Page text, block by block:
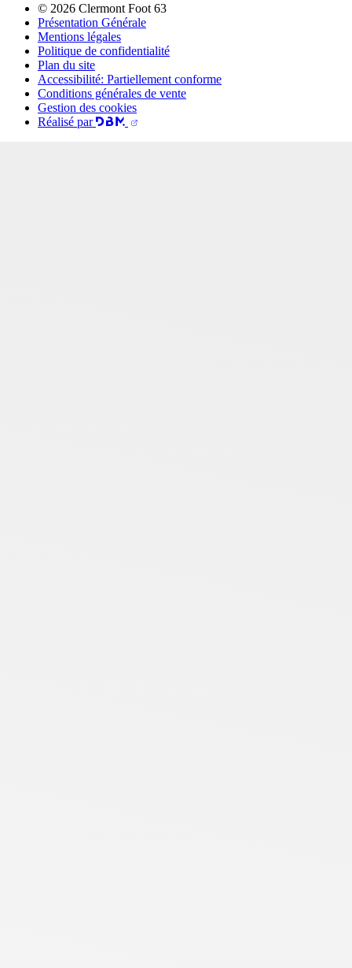
© 2026 Clermont Foot 63
Présentation Générale
Mentions légales
Politique de confidentialité
Plan du site
Accessibilité: Partiellement conforme
Conditions générales de vente
Gestion des cookies
Réalisé par